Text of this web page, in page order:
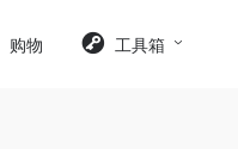
购物 工具箱